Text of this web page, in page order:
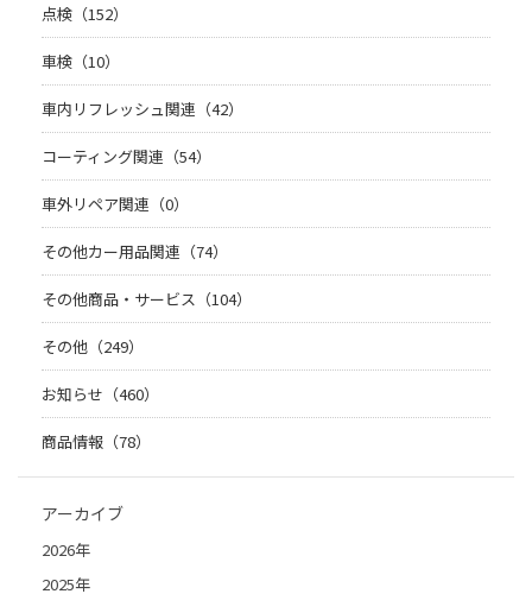
点検（152）
車検（10）
車内リフレッシュ関連（42）
コーティング関連（54）
車外リペア関連（0）
その他カー用品関連（74）
その他商品・サービス（104）
その他（249）
お知らせ（460）
商品情報（78）
アーカイブ
2026年
2025年